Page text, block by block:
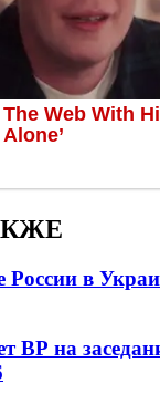
России в
ВР на